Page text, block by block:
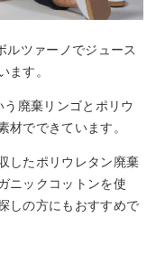
ルツァーノでジュース
ます。
廃棄リンゴとポリウ
材でできています。
したポリウレタン廃棄
ニックコットンを使
しの方にもおすすめで